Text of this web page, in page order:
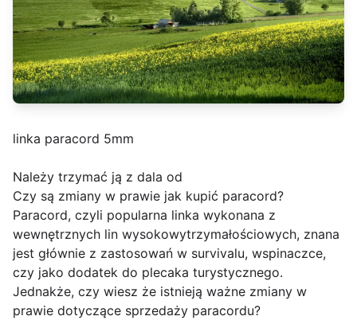
linka paracord 5mm
Należy trzymać ją z dala od
Czy są zmiany w prawie jak kupić paracord?
Paracord, czyli popularna linka wykonana z
wewnętrznych lin wysokowytrzymałościowych, znana
jest głównie z zastosowań w survivalu, wspinaczce,
czy jako dodatek do plecaka turystycznego.
Jednakże, czy wiesz że istnieją ważne zmiany w
prawie dotyczące sprzedaży paracordu?